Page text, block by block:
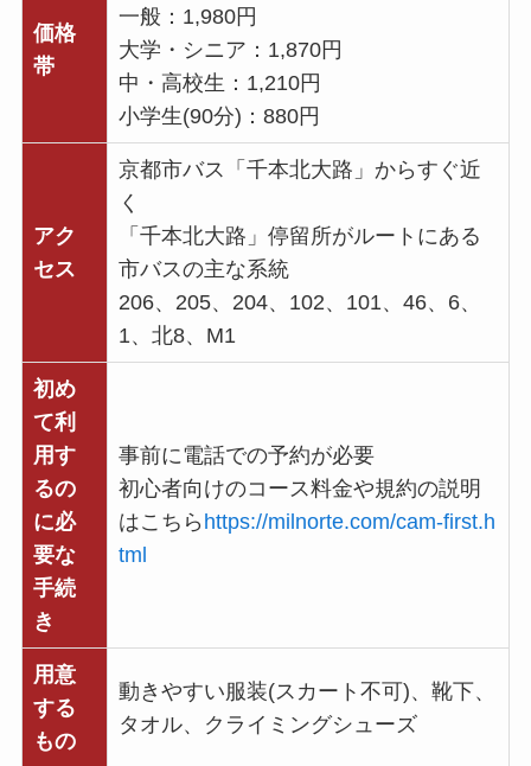
価格
帯
一般：1,980円
大学・シニア：1,870円
中・高校生：1,210円
小学生(90分)：880円
アク
セス
京都市バス「千本北大路」からすぐ近
く
「千本北大路」停留所がルートにある
市バスの主な系統
206、205、204、102、101、46、6、
1、北8、M1
初め
て利
用す
るの
に必
要な
手続
き
事前に電話での予約が必要
初心者向けのコース料金や規約の説明
はこちら https://milnorte.com/cam-first.h
tml
用意
する
もの
動きやすい服装(スカート不可)、靴下、
タオル、クライミングシューズ